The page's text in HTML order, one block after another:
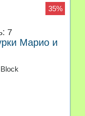
35%
7
Марио и